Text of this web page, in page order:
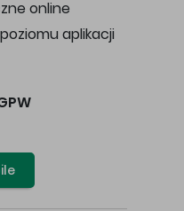
online
aplikacji